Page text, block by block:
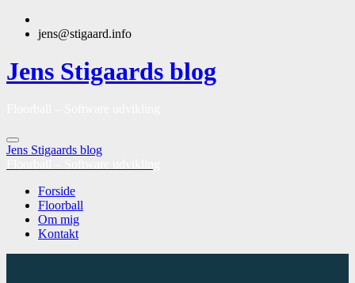
jens@stigaard.info
Jens Stigaards blog
Jens Stigaards blog
Forside
Floorball
Om mig
Kontakt